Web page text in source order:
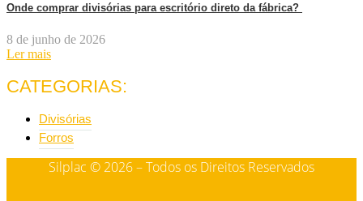
Onde comprar divisórias para escritório direto da fábrica?
8 de junho de 2026
Ler mais
CATEGORIAS:
Divisórias
Forros
Silplac © 2026 – Todos os Direitos Reservados